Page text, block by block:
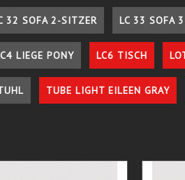
32 SOFA 2-SITZER LC 33 SOFA
LIEGE PONY LC6 TISCH
TUBE LIGHT EILEEN GRAY